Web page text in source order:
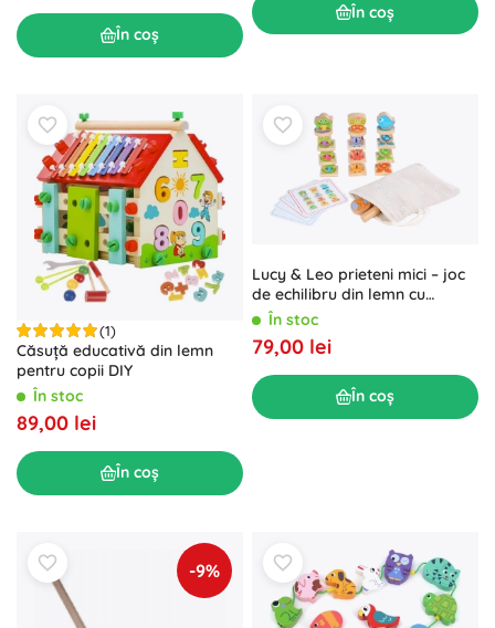
În coș
În coș
(1)
Căsuță educativă din lemn
pentru copii DIY
În stoc
89,00 lei
În coș
Lucy & Leo prieteni mici – joc
de echilibru din lemn cu
modele, 33 piese
În stoc
79,00 lei
În coș
-9%